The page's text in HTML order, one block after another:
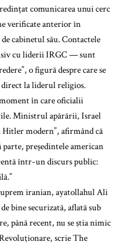
comunicarea unui cerc
verificate anterior în
cabinetul său. Contactele
cu liderii IRGC — sunt
o figură despre care se
direct la liderul religios.
în care oficialii
Ministrul apărării, Israel
modern”, afirmând că
parte, președintele american
într-un discurs public:
iranian, ayatollahul Ali
bine securizată, aflată sub
până recent, nu se ştia nimic
scrie The